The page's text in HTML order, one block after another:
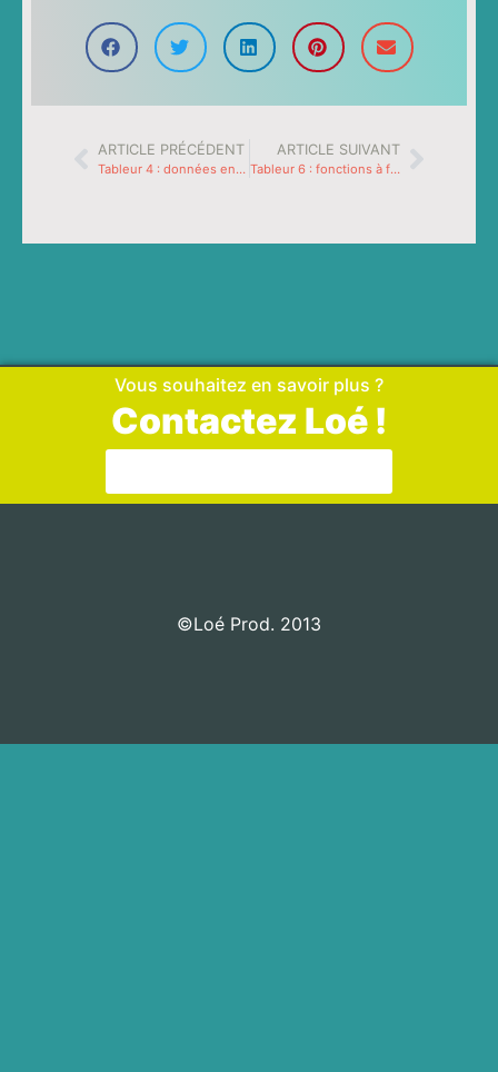
ARTICLE PRÉCÉDENT
Tableur 4 : données en couleurs
ARTICLE SUIVANT
Tableur 6 : fonctions à foison
Vous souhaitez en savoir plus ?
Contactez Loé !
©Loé Prod. 2013